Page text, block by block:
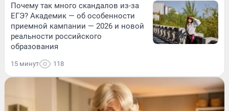
Почему так много скандалов из-за
ЕГЭ? Академик — об особенности
приемной кампании — 2026 и новой
реальности российского
образования
15 минут 118